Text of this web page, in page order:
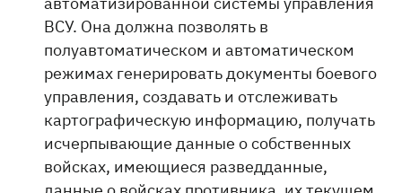
ВСУ. Она должна позволять в
полуавтоматическом и автоматическом
режимах генерировать документы боевого
управления, создавать и отслеживать
картографическую информацию, получать
исчерпывающие данные о собственных
войсках, имеющиеся разведданные,